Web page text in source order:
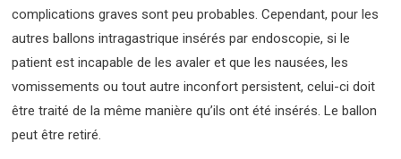
complications graves sont peu probables. Cependant, pour les
autres ballons intragastrique insérés par endoscopie, si le
patient est incapable de les avaler et que les nausées, les
vomissements ou tout autre inconfort persistent, celui-ci doit
être traité de la même manière qu’ils ont été insérés. Le ballon
peut être retiré.